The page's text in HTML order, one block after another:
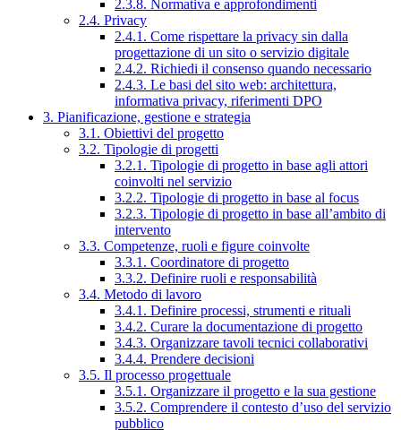
2.3.8. Normativa e approfondimenti
2.4. Privacy
2.4.1. Come rispettare la privacy sin dalla
progettazione di un sito o servizio digitale
2.4.2. Richiedi il consenso quando necessario
2.4.3. Le basi del sito web: architettura,
informativa privacy, riferimenti DPO
3. Pianificazione, gestione e strategia
3.1. Obiettivi del progetto
3.2. Tipologie di progetti
3.2.1. Tipologie di progetto in base agli attori
coinvolti nel servizio
3.2.2. Tipologie di progetto in base al focus
3.2.3. Tipologie di progetto in base all’ambito di
intervento
3.3. Competenze, ruoli e figure coinvolte
3.3.1. Coordinatore di progetto
3.3.2. Definire ruoli e responsabilità
3.4. Metodo di lavoro
3.4.1. Definire processi, strumenti e rituali
3.4.2. Curare la documentazione di progetto
3.4.3. Organizzare tavoli tecnici collaborativi
3.4.4. Prendere decisioni
3.5. Il processo progettuale
3.5.1. Organizzare il progetto e la sua gestione
3.5.2. Comprendere il contesto d’uso del servizio
pubblico